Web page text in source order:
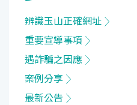
辨識玉山正確網址
重要宣導事項
遇詐騙之因應
案例分享
最新公告